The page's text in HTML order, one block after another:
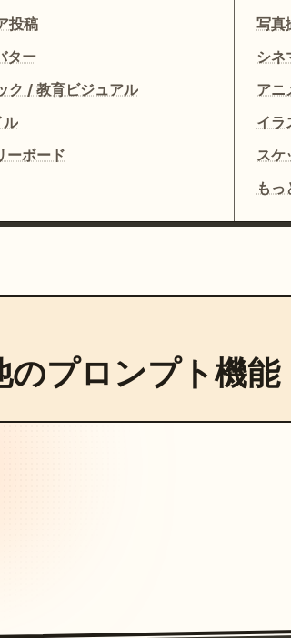
投稿
ター
ク / 教育ビジュアル
ル
ーボード
写真
シネ
アニ
イラ
スケ
もっ
のプロンプト機能